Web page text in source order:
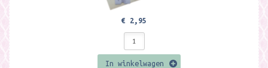
€ 2,95
In winkelwagen